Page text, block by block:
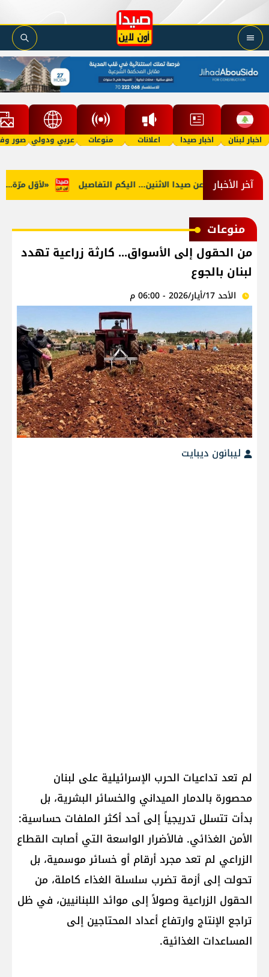
اخبار لبنان اخبار صيدا اعلانات منوعات عربي ودولي صور
آخر الأخبار «لأوّل مرّة… ما التغذية عن صيدا الاثنين... اليكم التفاصيل
منوعات
من الحقول إلى الأسواق... كارثة زراعية تهدد
لبنان بالجوع
الأحد 17/أيار/2026 - 06:00 م
ليبانون ديبايت
لم تعد تداعيات الحرب الإسرائيلية على لبنان
محصورة بالدمار الميداني والخسائر البشرية، بل
بدأت تتسلل تدريجياً إلى أحد أكثر الملفات حساسية:
الأمن الغذائي. فالأضرار الواسعة التي أصابت القطاع
الزراعي لم تعد مجرد أرقام أو خسائر موسمية، بل
تحولت إلى أزمة تضرب سلسلة الغذاء كاملة، من
الحقول الزراعية وصولاً إلى موائد اللبنانيين، في ظل
تراجع الإنتاج وارتفاع أعداد المحتاجين إلى
المساعدات الغذائية.